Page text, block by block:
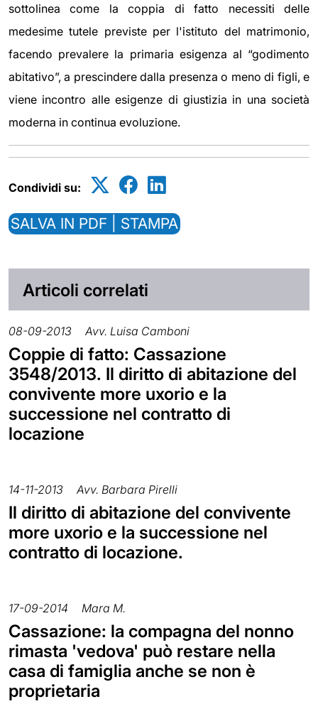
sottolinea come la coppia di fatto necessiti delle
medesime tutele previste per l'istituto del matrimonio,
facendo prevalere la primaria esigenza al “godimento
abitativo”, a prescindere dalla presenza o meno di figli, e
viene incontro alle esigenze di giustizia in una società
moderna in continua evoluzione.
Condividi su:
SALVA IN PDF | STAMPA
Articoli correlati
08-09-2013 Avv. Luisa Camboni
Coppie di fatto: Cassazione
3548/2013. Il diritto di abitazione del
convivente more uxorio e la
successione nel contratto di
locazione
14-11-2013 Avv. Barbara Pirelli
Il diritto di abitazione del convivente
more uxorio e la successione nel
contratto di locazione.
17-09-2014 Mara M.
Cassazione: la compagna del nonno
rimasta 'vedova' può restare nella
casa di famiglia anche se non è
proprietaria